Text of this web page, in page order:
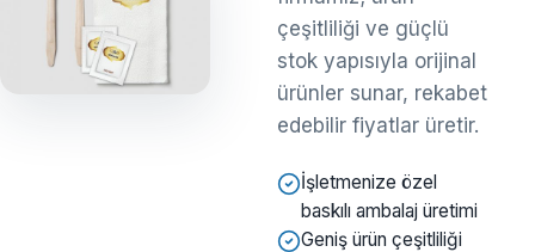
çeşitliliği ve güçlü
stok yapısıyla orijinal
ürünler sunar, rekabet
edebilir fiyatlar üretir.
İşletmenize özel
baskılı ambalaj üretimi
Geniş ürün çeşitliliği